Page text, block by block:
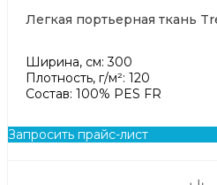
Легкая портьерная ткань
Ширина, см: 300
Плотность, г/м²: 120
Состав: 100% PES FR
Запросить прайс-лист